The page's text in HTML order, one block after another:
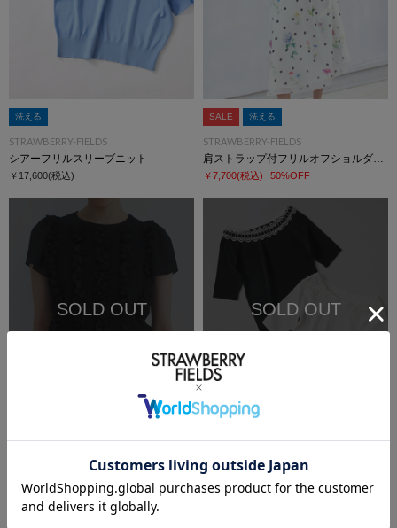
洗える
STRAWBERRY-FIELDS
シアーフリルスリーブニット
￥17,600(税込)
SALE 洗える
STRAWBERRY-FIELDS
￥7,700(税込) 50%OFF
SOLD OUT
STRAWBERRY-FIELDS
50%OFF
SOLD OUT
STRAWBERRY-FIELDS
￥8,250